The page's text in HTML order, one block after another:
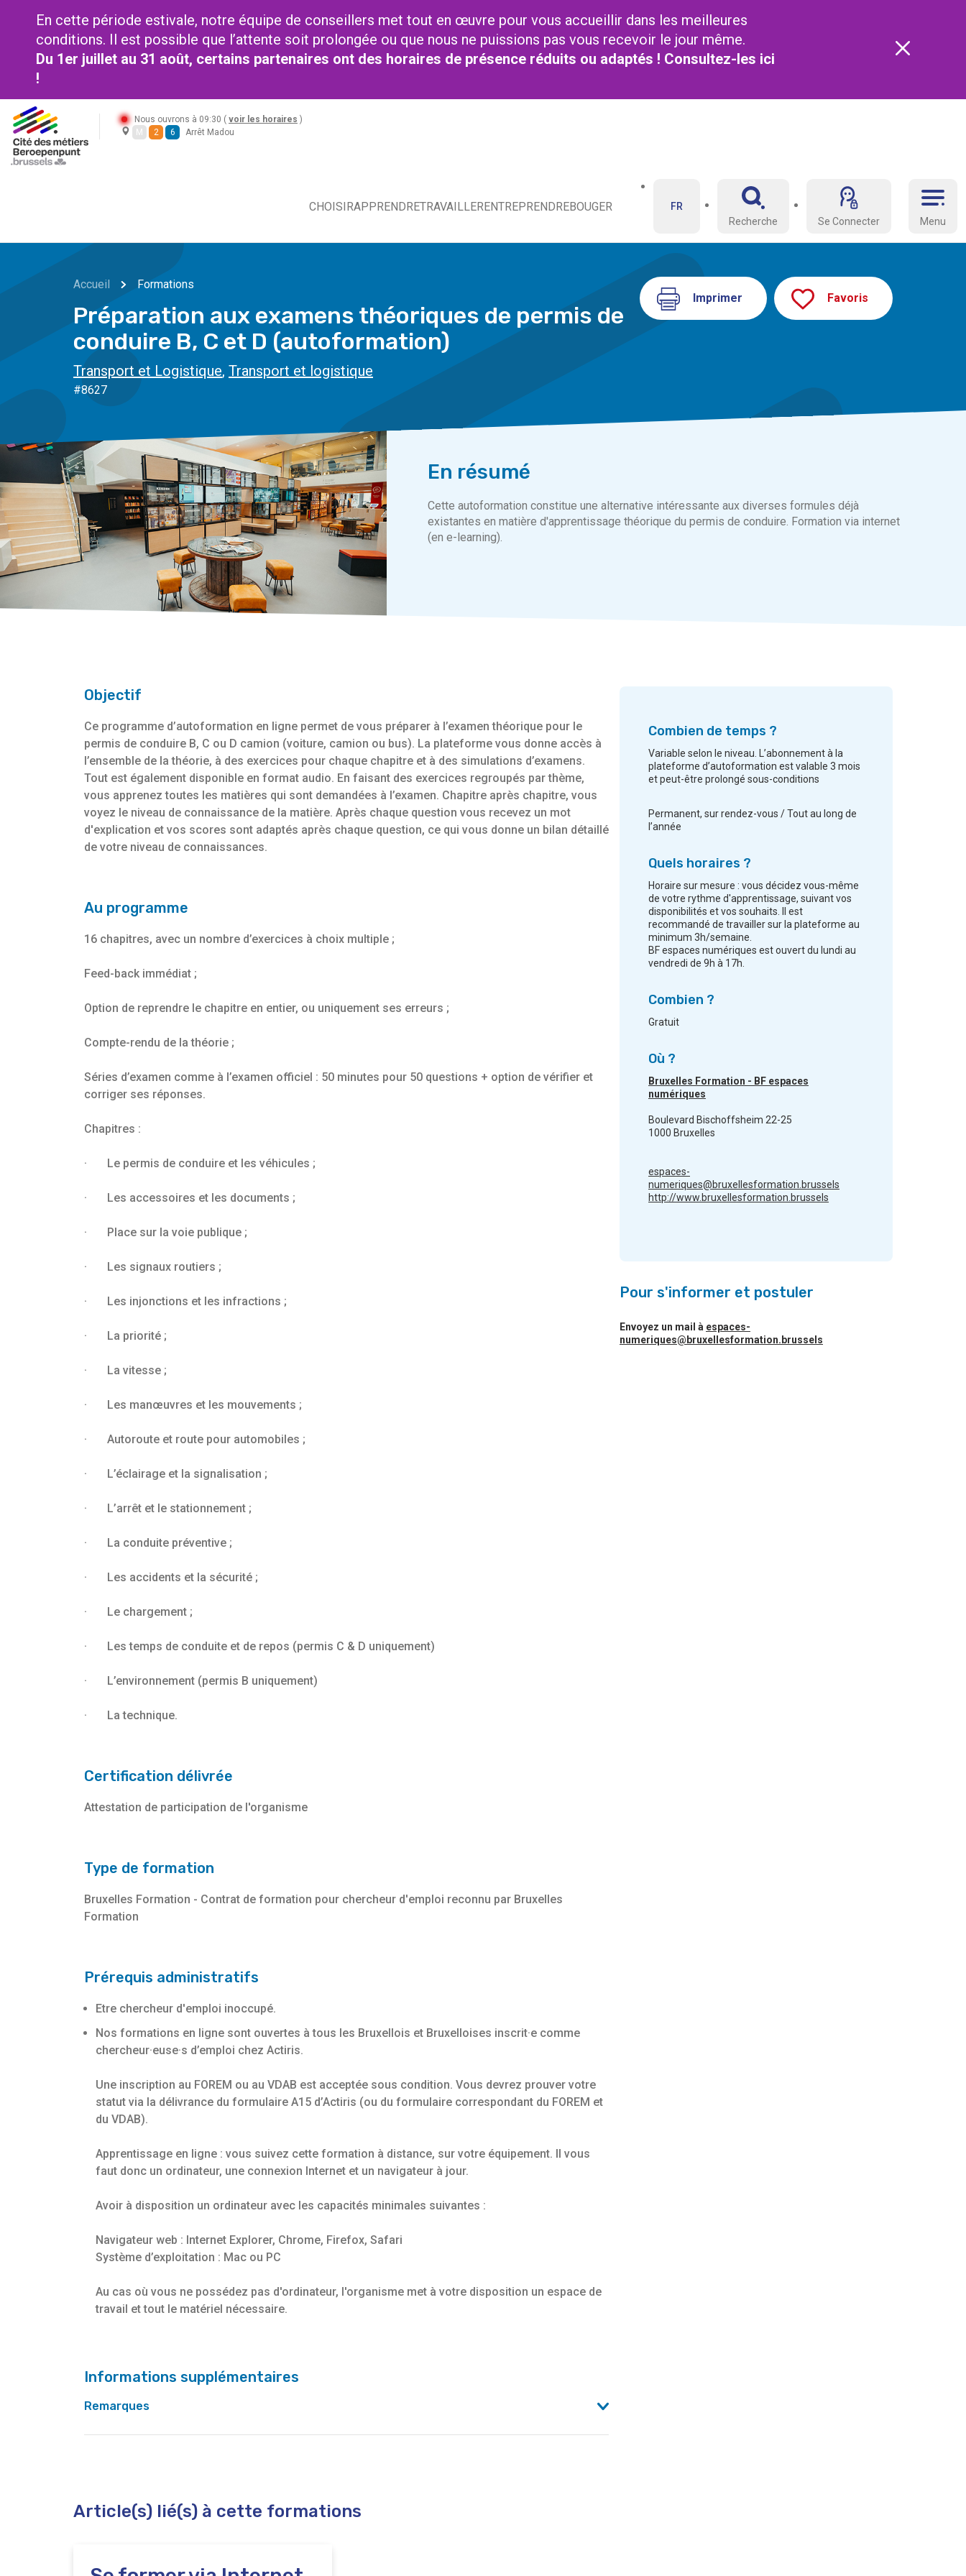
En cette période estivale, notre équipe de conseillers met tout en œuvre pour vous accueillir dans les meilleures
conditions. Il est possible que l’attente soit prolongée ou que nous ne puissions pas vous recevoir le jour même.
Du 1er juillet au 31 août, certains partenaires ont des horaires de présence réduits ou adaptés ! Consultez-les ici
!
Nous ouvrons à 09:30 ( voir les horaires )
M
2 6 Arrêt Madou
CHOISIRAPPRENDRETRAVAILLERENTREPRENDREBOUGER
Menu
FR
Recherche
Se Connecter
Accueil Formations
Préparation aux examens théoriques de permis de
conduire B, C et D (autoformation)
Transport et Logistique, Transport et logistique
#8627
Imprimer Favoris
En résumé
Cette autoformation constitue une alternative intéressante aux diverses formules déjà
existantes en matière d'apprentissage théorique du permis de conduire. Formation via internet
(en e-learning).
Objectif
Ce programme d’autoformation en ligne permet de vous préparer à l’examen théorique pour le
permis de conduire B, C ou D camion (voiture, camion ou bus). La plateforme vous donne accès à
l’ensemble de la théorie, à des exercices pour chaque chapitre et à des simulations d’examens.
Tout est également disponible en format audio. En faisant des exercices regroupés par thème,
vous apprenez toutes les matières qui sont demandées à l’examen. Chapitre après chapitre, vous
voyez le niveau de connaissance de la matière. Après chaque question vous recevez un mot
d'explication et vos scores sont adaptés après chaque question, ce qui vous donne un bilan détaillé
de votre niveau de connaissances.
Au programme
16 chapitres, avec un nombre d’exercices à choix multiple ;
Feed-back immédiat ;
Option de reprendre le chapitre en entier, ou uniquement ses erreurs ;
Compte-rendu de la théorie ;
Séries d’examen comme à l’examen officiel : 50 minutes pour 50 questions + option de vérifier et
corriger ses réponses.
Chapitres :
· Le permis de conduire et les véhicules ;
· Les accessoires et les documents ;
· Place sur la voie publique ;
· Les signaux routiers ;
· Les injonctions et les infractions ;
· La priorité ;
· La vitesse ;
· Les manœuvres et les mouvements ;
· Autoroute et route pour automobiles ;
· L’éclairage et la signalisation ;
· L’arrêt et le stationnement ;
· La conduite préventive ;
· Les accidents et la sécurité ;
· Le chargement ;
· Les temps de conduite et de repos (permis C & D uniquement)
· L’environnement (permis B uniquement)
· La technique.
Certification délivrée
Attestation de participation de l'organisme
Type de formation
Bruxelles Formation - Contrat de formation pour chercheur d'emploi reconnu par Bruxelles
Formation
Prérequis administratifs
Etre chercheur d'emploi inoccupé.
Nos formations en ligne sont ouvertes à tous les Bruxellois et Bruxelloises inscrit·e comme
chercheur·euse·s d’emploi chez Actiris.
Une inscription au FOREM ou au VDAB est acceptée sous condition. Vous devrez prouver votre
statut via la délivrance du formulaire A15 d’Actiris (ou du formulaire correspondant du FOREM et
du VDAB).
Apprentissage en ligne : vous suivez cette formation à distance, sur votre équipement. Il vous
faut donc un ordinateur, une connexion Internet et un navigateur à jour.
Avoir à disposition un ordinateur avec les capacités minimales suivantes :
Navigateur web : Internet Explorer, Chrome, Firefox, Safari
Système d’exploitation : Mac ou PC
Au cas où vous ne possédez pas d'ordinateur, l'organisme met à votre disposition un espace de
travail et tout le matériel nécessaire.
Informations supplémentaires
Remarques
Combien de temps ?
Variable selon le niveau. L’abonnement à la
plateforme d’autoformation est valable 3 mois
et peut-être prolongé sous-conditions
Permanent, sur rendez-vous / Tout au long de
l’année
Quels horaires ?
Horaire sur mesure : vous décidez vous-même
de votre rythme d'apprentissage, suivant vos
disponibilités et vos souhaits. Il est
recommandé de travailler sur la plateforme au
minimum 3h/semaine.
BF espaces numériques est ouvert du lundi au
vendredi de 9h à 17h.
Combien ?
Gratuit
Où ?
Bruxelles Formation - BF espaces
numériques
Boulevard Bischoffsheim 22-25
1000 Bruxelles
espaces-
numeriques@bruxellesformation.brussels
http://www.bruxellesformation.brussels
Pour s'informer et postuler
Envoyez un mail à espaces-
numeriques@bruxellesformation.brussels
Article(s) lié(s) à cette formations